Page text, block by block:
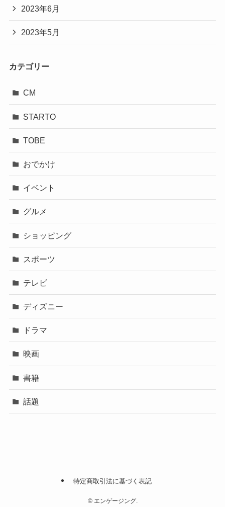
2023年6月
2023年5月
カテゴリー
CM
STARTO
TOBE
おでかけ
イベント
グルメ
ショッピング
スポーツ
テレビ
ディズニー
ドラマ
映画
書籍
話題
特定商取引法に基づく表記
©エンゲージング.